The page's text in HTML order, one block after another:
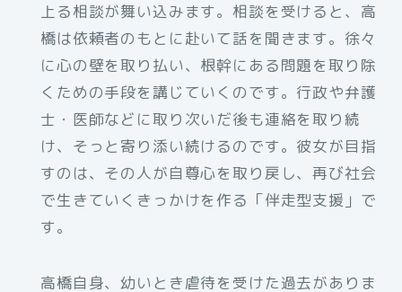
上る相談が舞い込みます。相談を受けると、高
橋は依頼者のもとに赴いて話を聞きます。徐々
に心の壁を取り払い、根幹にある問題を取り除
くための手段を講じていくのです。行政や弁護
士・医師などに取り次いだ後も連絡を取り続
け、そっと寄り添い続けるのです。彼女が目指
すのは、その人が自尊心を取り戻し、再び社会
で生きていくきっかけを作る「伴走型支援」で
す。
高橋自身、幼いとき虐待を受けた過去がありま